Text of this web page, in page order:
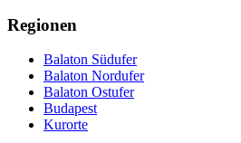
Regionen
Balaton Südufer
Balaton Nordufer
Balaton Ostufer
Budapest
Kurorte